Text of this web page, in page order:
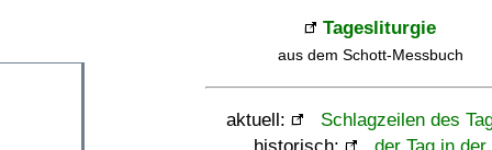
Tagesliturgie
aus dem Schott-Messbuch
aktuell:
Schlagzeilen des